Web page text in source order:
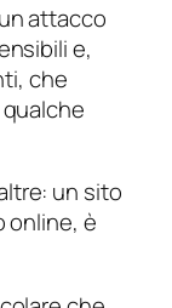
attacco
e,
che
un sito
online, è